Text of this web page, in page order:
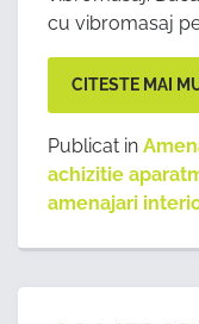
cu vibromasaj
CITESTE MAI
Publicat in
achizitie
amenajari